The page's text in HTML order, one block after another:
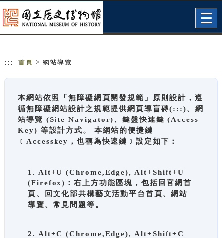
::: 首頁 > 網站導覽
本網站依照「無障礙網頁開發規範」原則設計，遵
循無障礙網站設計之規範提供網頁導盲磚(:::)、網
站導覽 (Site Navigator)、鍵盤快速鍵 (Access
Key) 等設計方式。 本網站的便捷鍵
﹝Accesskey，也稱為快速鍵﹞設定如下：
1. Alt+U (Chrome,Edge), Alt+Shift+U
(Firefox)：右上方功能區塊，包括回官網首
頁、回文化部共構藝文活動平台首頁、網站
導覽、常見問題等。
2. Alt+C (Chrome,Edge), Alt+Shift+C